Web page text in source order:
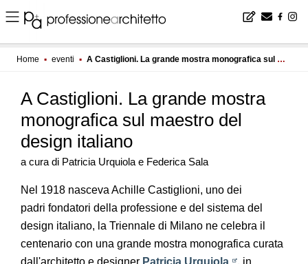
Home ▪ eventi ▪ A Castiglioni. La grande mostra monografica sul maestro del design italiano
A Castiglioni. La grande mostra
monografica sul maestro del
design italiano
a cura di Patricia Urquiola e Federica Sala
Nel 1918 nasceva Achille Castiglioni, uno dei
padri fondatori della professione e del sistema del
design italiano, la Triennale di Milano ne celebra il
centenario con una grande mostra monografica curata
dall'architetto e designer Patricia Urquiola
, in